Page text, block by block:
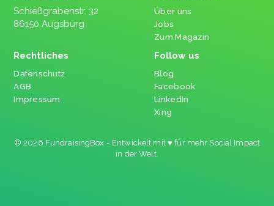
Schießgrabenstr. 32
86150 Augsburg
Über uns
Jobs
Zum Magazin
Rechtliches
Datenschutz
AGB
Impressum
Follow us
Blog
Facebook
LinkedIn
Xing
© 2026 FundraisingBox - Entwickelt mit ♥ für mehr Social Impact
in der Welt.